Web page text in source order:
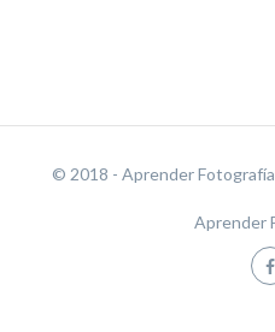
© 2018 - Aprender Fotografía
Aprender